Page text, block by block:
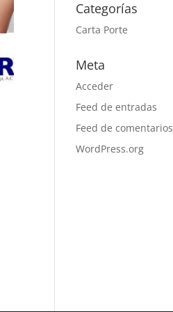
Categorías
Carta Porte
Meta
Acceder
Feed de entradas
Feed de comentarios
WordPress.org